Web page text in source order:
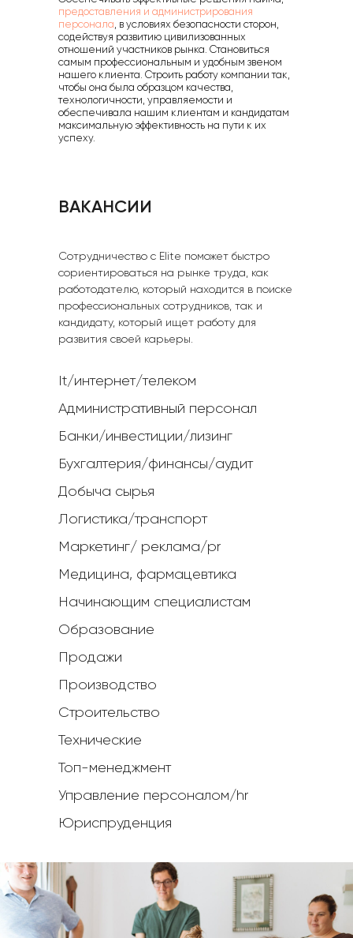
ПОДРОБНЕЕ
снизить юридические и финансовые риски
найма персонала на короткий срок.
Трудовые отношения с работниками будут
оформлены нашей компанией,
правоотношения «клиент-работник»
отсутствуют.
• Снижение трудозатрат, связанных с
подбором и кадровым сопровождением
изменениям;
• Повышение своей конкурентоспособности.
ПОДРОБНЕЕ
менеджеров среднего звена.
• Успешные и эффективные сотрудники
в вашей команде;
• Профессиональный подход к оценке
и проверке кандидатов в вашу
компанию;
• Оперативное и качественное
ПОДРОБНЕЕ
реальных заработных платах,
наличии и уровнях квалификации
специалистов, это целевые
аналитические исследования по
запросу компании.
• Актуальную ситуацию на рынке
труда;
• Данные об уровне заработных плат
уровня оплаты для новой позиции.
предоставления и администрирования
персонала, в условиях безопасности сторон,
содействуя развитию цивилизованных
отношений участников рынка. Становиться
самым профессиональным и удобным звеном
нашего клиента. Строить работу компании так,
чтобы она была образцом качества,
технологичности, управляемости и
обеспечивала нашим клиентам и кандидатам
максимальную эффективность на пути к их
успеху.
ВАКАНСИИ
Сотрудничество с Elite поможет быстро
сориентироваться на рынке труда, как
работодателю, который находится в поиске
профессиональных сотрудников, так и
кандидату, который ищет работу для
развития своей карьеры.
It/интернет/телеком
Административный персонал
Банки/инвестиции/лизинг
Бухгалтерия/финансы/аудит
Добыча сырья
Логистика/транспорт
Маркетинг/ реклама/pr
Медицина, фармацевтика
Образование
Продажи
Производство
Строительство
Технические
Топ-менеджмент
Управление персоналом/hr
Юриспруденция
Начинающим специалистам